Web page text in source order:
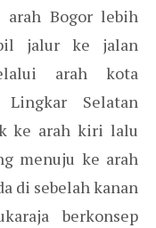
arah Bogor lebih
jalur ke jalan
arah kota
Lingkar Selatan
ke arah kiri lalu
menuju ke arah
di sebelah kanan
berkonsep